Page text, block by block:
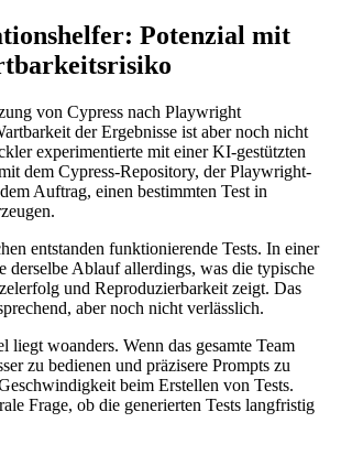
Potenzial mit
von Cypress nach Playwright
der Ergebnisse ist aber noch nicht
experimentierte mit einer KI-gestützten
dem Cypress-Repository, der Playwright-
Auftrag, einen bestimmten Test in
entstanden funktionierende Tests. In einer
derselbe Ablauf allerdings, was die typische
und Reproduzierbarkeit zeigt. Das
aber noch nicht verlässlich.
liegt woanders. Wenn das gesamte Team
zu bedienen und präzisere Prompts zu
beim Erstellen von Tests.
Frage, ob die generierten Tests langfristig